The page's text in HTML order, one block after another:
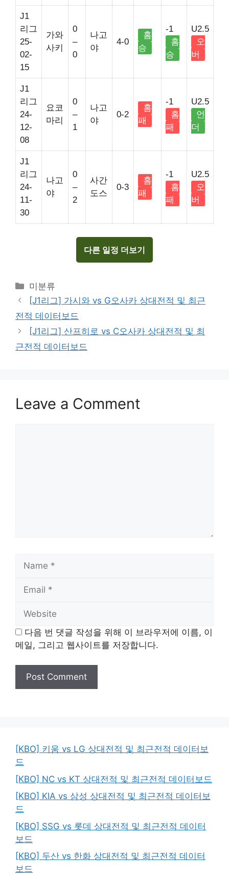
J1
리그
25-
02-
15
가와
사키
0
–
0
나고
야
4-0
홈
승
-1
홈
승
U2.5
오
버
J1
리그
24-
12-
08
요코
마리
0
–
1
나고
야
0-2
홈
패
-1
홈
패
U2.5
언
더
J1
리그
24-
11-
30
나고
야
0
–
2
사간
도스
0-3
홈
패
-1
홈
패
U2.5
오
버
다른 일정 더보기
Categories
미분류
[J1리그] 가시와 vs G오사카 상대전적 및 최근
전적 데이터보드
[J1리그] 산프히로 vs C오사카 상대전적 및 최
근전적 데이터보드
Leave a Comment
Name
Email
Website
다음 번 댓글 작성을 위해 이 브라우저에 이름, 이
메일, 그리고 웹사이트를 저장합니다.
[KBO] 키움 vs LG 상대전적 및 최근전적 데이터보
드
[KBO] NC vs KT 상대전적 및 최근전적 데이터보드
[KBO] KIA vs 삼성 상대전적 및 최근전적 데이터보
드
[KBO] SSG vs 롯데 상대전적 및 최근전적 데이터
보드
[KBO] 두산 vs 한화 상대전적 및 최근전적 데이터
보드